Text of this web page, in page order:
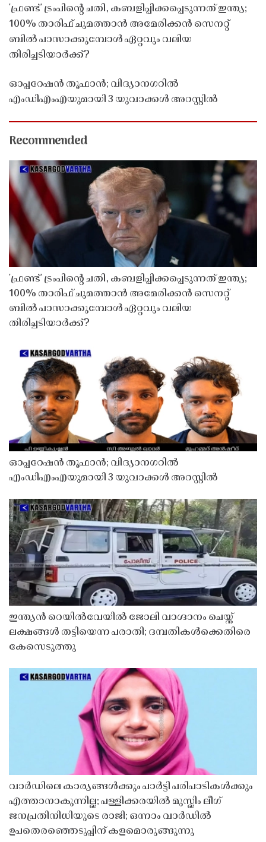
'ഫ്രണ്ട്' ട്രംപിന്റെ ചതി, കബളിപ്പിക്കപ്പെടുന്നത് ഇന്ത്യ;
100% താരിഫ് ചുമത്താൻ അമേരിക്കൻ സെനറ്റ്
ബിൽ പാസാക്കുമ്പോൾ ഏറ്റവും വലിയ
തിരിച്ചടിയാർക്ക്?
ഓപ്പറേഷൻ തൂഫാൻ; വിദ്യാനഗറിൽ
എംഡിഎംഎയുമായി 3 യുവാക്കൾ അറസ്റ്റിൽ
Recommended
'ഫ്രണ്ട്' ട്രംപിന്റെ ചതി, കബളിപ്പിക്കപ്പെടുന്നത് ഇന്ത്യ;
100% താരിഫ് ചുമത്താൻ അമേരിക്കൻ സെനറ്റ്
ബിൽ പാസാക്കുമ്പോൾ ഏറ്റവും വലിയ
തിരിച്ചടിയാർക്ക്?
ഓപ്പറേഷൻ തൂഫാൻ; വിദ്യാനഗറിൽ
എംഡിഎംഎയുമായി 3 യുവാക്കൾ അറസ്റ്റിൽ
ഇന്ത്യൻ റെയിൽവേയിൽ ജോലി വാഗ്ദാനം ചെയ്ത്
ലക്ഷങ്ങൾ തട്ടിയെന്ന പരാതി; ദമ്പതികൾക്കെതിരെ
കേസെടുത്തു
വാർഡിലെ കാര്യങ്ങൾക്കും പാർട്ടി പരിപാടികൾക്കും
എത്താനാകുന്നില്ല; പള്ളിക്കരയിൽ മുസ്ലിം ലീഗ്
ജനപ്രതിനിധിയുടെ രാജി; ഒന്നാം വാർഡിൽ
ഉപതെരഞ്ഞെടുപ്പിന് കളമൊരുങ്ങുന്നു